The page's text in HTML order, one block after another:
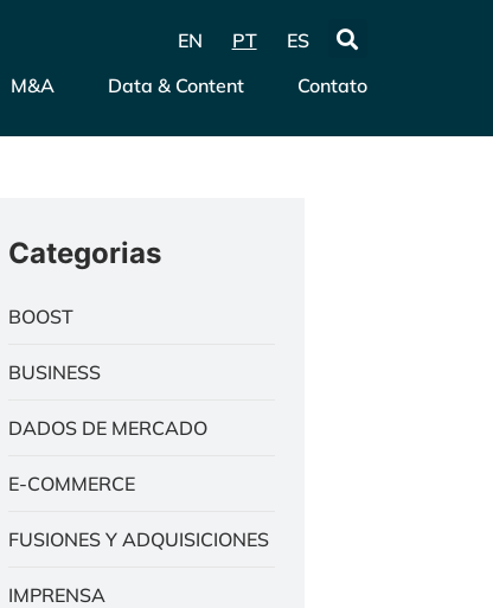
EN PT
ES
M&A Data & Content Contato
Categorias
BOOST
BUSINESS
DADOS DE MERCADO
E-COMMERCE
FUSIONES Y ADQUISICIONES
IMPRENSA